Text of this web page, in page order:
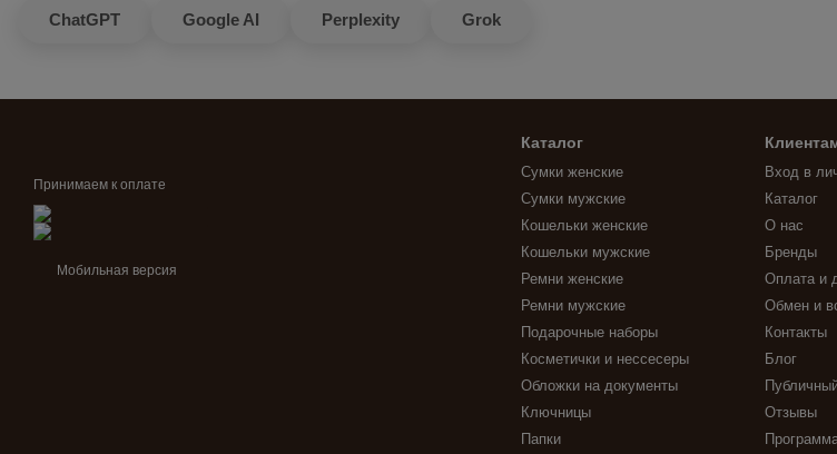
ChatGPT Google AI Perplexity Grok
Принимаем к оплате
Мобильная версия
Каталог
Сумки женские
Сумки мужские
Кошельки женские
Кошельки мужские
Ремни женские
Ремни мужские
Подарочные наборы
Косметички и нессесеры
Обложки на документы
Ключницы
Папки
Вход в
Каталог
О нас
Бренды
Оплата и
Обмен и
Контакты
Блог
Отзывы